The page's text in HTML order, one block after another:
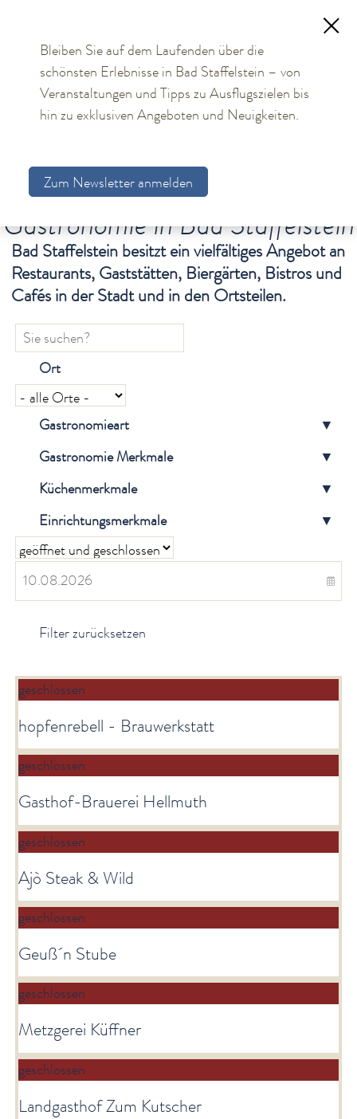
TOURISMUS
Aktuelles
Unterkünfte
Gesundheit & Wellness
Veranstaltungen & Kultur
Spiritualität & Kirche
Freizeit & Ausflüge
Genuss
Gastronomie
Bierparadies am Obermain
Genussanbieter
Genusserlebnisse
Service
Newsletter
English Sites
BÜRGER & STADT
Gastronomie in Bad Staffelstein
Bad Staffelstein besitzt ein vielfältiges Angebot an
Restaurants, Gaststätten, Biergärten, Bistros und
Cafés in der Stadt und in den Ortsteilen.
Ort
Gastronomieart
▼
Gastronomie Merkmale
▼
Küchenmerkmale
▼
Einrichtungsmerkmale
▼
Filter zurücksetzen
geschlossen
hopfenrebell - Brauwerkstatt
geschlossen
Gasthof-Brauerei Hellmuth
geschlossen
Ajò Steak & Wild
geschlossen
Geuß´n Stube
geschlossen
Metzgerei Küffner
geschlossen
Landgasthof Zum Kutscher
Bleiben Sie auf dem Laufenden über die
schönsten Erlebnisse in Bad Staffelstein – von
Veranstaltungen und Tipps zu Ausflugszielen bis
hin zu exklusiven Angeboten und Neuigkeiten.
Zum Newsletter anmelden